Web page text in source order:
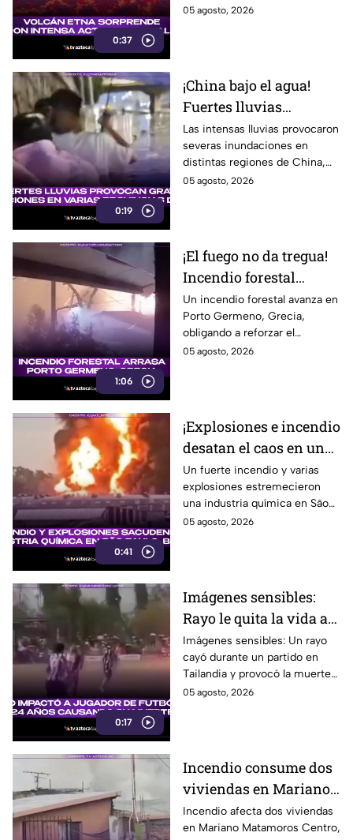
0:37
que llamaron la atención de
05 agosto, 2026
0:19
¡China bajo el agua!
Fuertes lluvias
provocan
inundaciones en varias
regiones
Las intensas lluvias provocaron
severas inundaciones en
distintas regiones de China,
afectando calles, viviendas y la
05 agosto, 2026
1:06
¡El fuego no da tregua!
Incendio forestal
arrasa una zona de
Grecia
Un incendio forestal avanza en
Porto Germeno, Grecia,
obligando a reforzar el
combate contra las llamas y
05 agosto, 2026
0:41
¡Explosiones e incendio
desatan el caos en una
industria química de
Brasil!
Un fuerte incendio y varias
explosiones estremecieron
una industria química en São
Paulo, Brasil, provocando una
05 agosto, 2026
0:17
Imágenes sensibles:
Rayo le quita la vida a
futbolista en pleno
partido
Imágenes sensibles: Un rayo
cayó durante un partido en
Tailandia y provocó la muerte
del futbolista Safwan Awae, de
05 agosto, 2026
Incendio consume dos
viviendas en Mariano
Matamoros Centro;
moviliza a cuerpos de
Incendio afecta dos viviendas
en Mariano Matamoros Centro,